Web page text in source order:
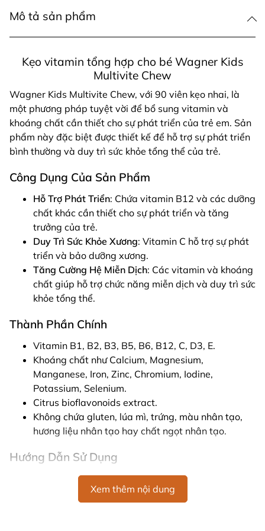
Mô tả sản phẩm
Kẹo vitamin tổng hợp cho bé Wagner Kids
Multivite Chew
Wagner Kids Multivite Chew, với 90 viên kẹo nhai, là
một phương pháp tuyệt vời để bổ sung vitamin và
khoáng chất cần thiết cho sự phát triển của trẻ em. Sản
phẩm này đặc biệt được thiết kế để hỗ trợ sự phát triển
bình thường và duy trì sức khỏe tổng thể của trẻ.
Công Dụng Của Sản Phẩm
Hỗ Trợ Phát Triển: Chứa vitamin B12 và các dưỡng
chất khác cần thiết cho sự phát triển và tăng
trưởng của trẻ.
Duy Trì Sức Khỏe Xương: Vitamin C hỗ trợ sự phát
triển và bảo dưỡng xương.
Tăng Cường Hệ Miễn Dịch: Các vitamin và khoáng
chất giúp hỗ trợ chức năng miễn dịch và duy trì sức
khỏe tổng thể.
Thành Phần Chính
Vitamin B1, B2, B3, B5, B6, B12, C, D3, E.
Khoáng chất như Calcium, Magnesium,
Manganese, Iron, Zinc, Chromium, Iodine,
Potassium, Selenium.
Citrus bioflavonoids extract.
Không chứa gluten, lúa mì, trứng, màu nhân tạo,
hương liệu nhân tạo hay chất ngọt nhân tạo.
Hướng Dẫn Sử Dụng
Trẻ Em 3-8 Tuổi: Nhậu 2 viên mỗi ngày kèm thức
Xem thêm nội dung